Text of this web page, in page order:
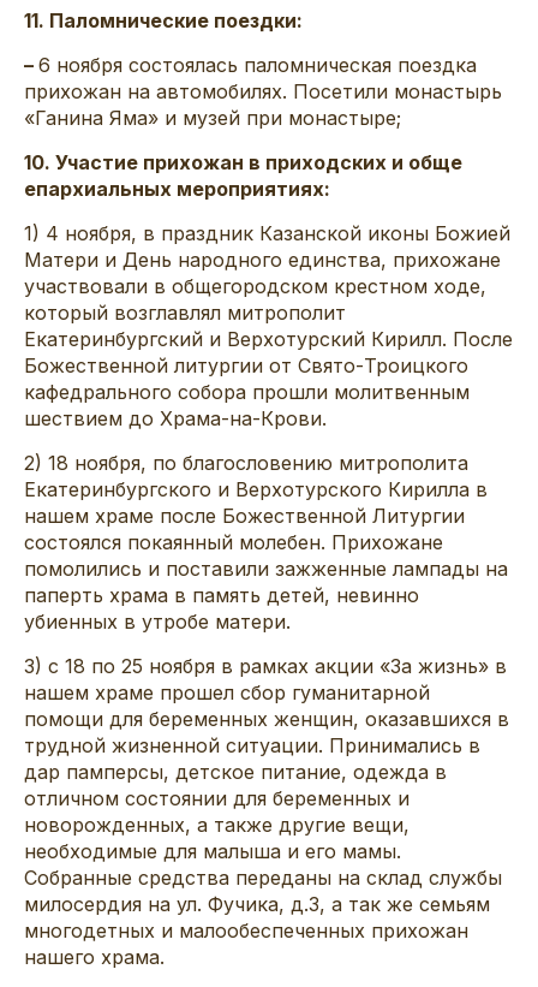
11. Паломнические поездки:
– 6 ноября состоялась паломническая поездка
прихожан на автомобилях. Посетили монастырь
«Ганина Яма» и музей при монастыре;
10. Участие прихожан в приходских и обще
епархиальных мероприятиях:
1) 4 ноября, в праздник Казанской иконы Божией
Матери и День народного единства, прихожане
участвовали в общегородском крестном ходе,
который возглавлял митрополит
Екатеринбургский и Верхотурский Кирилл. После
Божественной литургии от Свято-Троицкого
кафедрального собора прошли молитвенным
шествием до Храма-на-Крови.
2) 18 ноября, по благословению митрополита
Екатеринбургского и Верхотурского Кирилла в
нашем храме после Божественной Литургии
состоялся покаянный молебен. Прихожане
помолились и поставили зажженные лампады на
паперть храма в память детей, невинно
убиенных в утробе матери.
3) с 18 по 25 ноября в рамках акции «За жизнь» в
нашем храме прошел сбор гуманитарной
помощи для беременных женщин, оказавшихся в
трудной жизненной ситуации. Принимались в
дар памперсы, детское питание, одежда в
отличном состоянии для беременных и
новорожденных, а также другие вещи,
необходимые для малыша и его мамы.
Собранные средства переданы на склад службы
милосердия на ул. Фучика, д.3, а так же семьям
многодетных и малообеспеченных прихожан
нашего храма.